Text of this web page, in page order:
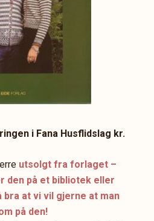
i Fana Husflidslag kr.
utsolgt fra forlaget –
den på et bibliotek eller
bra at vi vil gjerne at man
på den!